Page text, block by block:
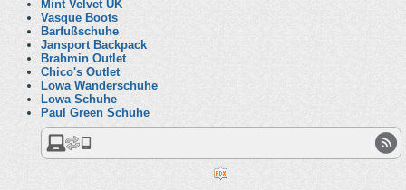
Mint Velvet UK
Vasque Boots
Barfußschuhe
Jansport Backpack
Brahmin Outlet
Chico's Outlet
Lowa Wanderschuhe
Lowa Schuhe
Paul Green Schuhe